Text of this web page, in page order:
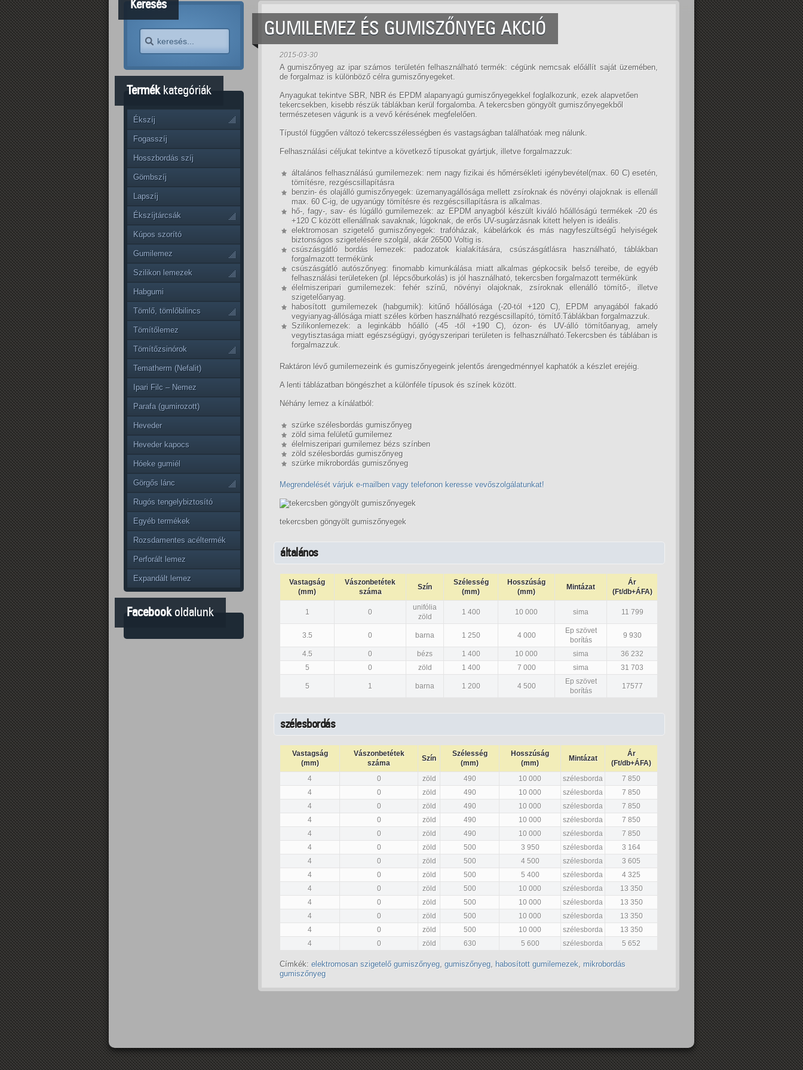
GUMILEMEZ ÉS GUMISZŐNYEG AKCIÓ
2015-03-30
A gumiszőnyeg az ipar számos területén felhasználható termék: cégünk nemcsak előállít saját üzemében,
de forgalmaz is különböző célra gumiszőnyegeket.
Anyagukat tekintve SBR, NBR és EPDM alapanyagú gumiszőnyegekkel foglalkozunk, ezek alapvetően
tekercsekben, kisebb részük táblákban kerül forgalomba. A tekercsben göngyölt gumiszőnyegekből
természetesen vágunk is a vevő kérésének megfelelően.
Típustól függően változó tekercsszélességben és vastagságban találhatóak meg nálunk.
Felhasználási céljukat tekintve a következő típusokat gyártjuk, illetve forgalmazzuk:
általános felhasználású gumilemezek: nem nagy fizikai és hőmérsékleti igénybevétel(max. 60 C) esetén,
tömítésre, rezgéscsillapításra
benzin- és olajálló gumiszőnyegek: üzemanyagállósága mellett zsíroknak és növényi olajoknak is ellenáll
max. 60 C-ig, de ugyanúgy tömítésre és rezgéscsillapításra is alkalmas.
hő-, fagy-, sav- és lúgálló gumilemezek: az EPDM anyagból készült kiváló hőállóságú termékek -20 és
+120 C között ellenállnak savaknak, lúgoknak, de erős UV-sugárzásnak kitett helyen is ideális.
elektromosan szigetelő gumiszőnyegek: trafóházak, kábelárkok és más nagyfeszültségű helyiségek
biztonságos szigetelésére szolgál, akár 26500 Voltig is.
csúszásgátló bordás lemezek: padozatok kialakítására, csúszásgátlásra használható, táblákban
forgalmazott termékünk
csúszásgátló autószőnyeg: finomabb kimunkálása miatt alkalmas gépkocsik belső tereibe, de egyéb
felhasználási területeken (pl. lépcsőburkolás) is jól használható, tekercsben forgalmazott termékünk
élelmiszeripari gumilemezek: fehér színű, növényi olajoknak, zsíroknak ellenálló tömítő-, illetve
szigetelőanyag.
habosított gumilemezek (habgumik): kitűnő hőállósága (-20-tól +120 C), EPDM anyagából fakadó
vegyianyag-állósága miatt széles körben használható rezgéscsillapító, tömítő.Táblákban forgalmazzuk.
Szilikonlemezek: a leginkább hőálló (-45 -től +190 C), ózon- és UV-álló tömítőanyag, amely
vegytisztasága miatt egészségügyi, gyógyszeripari területen is felhasználható.Tekercsben és táblában is
forgalmazzuk.
Raktáron lévő gumilemezeink és gumiszőnyegeink jelentős árengedménnyel kaphatók a készlet erejéig.
A lenti táblázatban böngészhet a különféle típusok és színek között.
Néhány lemez a kínálatból:
szürke szélesbordás gumiszőnyeg
zöld sima felületű gumilemez
élelmiszeripari gumilemez bézs színben
zöld szélesbordás gumiszőnyeg
szürke mikrobordás gumiszőnyeg
Megrendelését várjuk e-mailben vagy telefonon keresse vevőszolgálatunkat!
tekercsben göngyölt gumiszőnyegek
általános
Vastagság
(mm)
Vászonbetétek
száma
Szín
Szélesség
(mm)
Hosszúság
(mm)
Mintázat
Ár
(Ft/db+ÁFA)
1 0
unifólia
zöld
1 400 10 000 sima 11 799
3.5 0 barna 1 250 4 000
Ep szövet
borítás
9 930
4.5 0 bézs 1 400 10 000 sima
36 232
5
0 zöld 1 400 7 000 sima 31 703
5 1 barna 1 200 4 500
Ep szövet
borítás
17577
szélesbordás
Vastagság
(mm)
Vászonbetétek
száma
Szín
Szélesség
(mm)
Hosszúság
(mm)
Mintázat
Ár
(Ft/db+ÁFA)
4
0 zöld 490 10 000 szélesborda
7 850
4
0 zöld 490 10 000 szélesborda
7 850
4
0 zöld 490 10 000 szélesborda
7 850
4
0 zöld 490 10 000 szélesborda
7 850
4
0 zöld 490 10 000 szélesborda
7 850
4
0 zöld 500 3 950 szélesborda
3 164
4
0 zöld 500 4 500 szélesborda
3 605
4
0 zöld 500 5 400 szélesborda
4 325
4
0 zöld 500 10 000 szélesborda
13 350
4
0 zöld 500 10 000 szélesborda
13 350
4
0 zöld 500 10 000 szélesborda
13 350
4
0 zöld 500 10 000 szélesborda
13 350
4
0 zöld 630 5 600 szélesborda 5 652
Címkék: elektromosan szigetelő gumiszőnyeg, gumiszőnyeg, habosított gumilemezek, mikrobordás
gumiszőnyeg
Keresés
Termékkategóriák
Ékszíj
Fogasszíj
Hosszbordás szíj
Gömbszíj
Lapszíj
Ékszíjtárcsák
Kúpos szorító
Gumilemez
Szilikon lemezek
Habgumi
Tömlő, tömlőbilincs
Tömítőlemez
Tömítőzsinórok
Tematherm (Nefalit)
Ipari Filc – Nemez
Parafa (gumirozott)
Heveder
Heveder kapocs
Hóeke gumiél
Görgős lánc
Rugós tengelybiztosító
Egyéb termékek
Rozsdamentes acéltermék
Perforált lemez
Expandált lemez
Facebookoldalunk